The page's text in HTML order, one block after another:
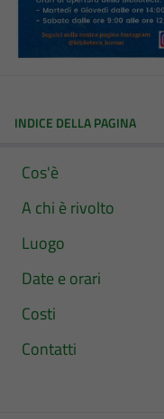
INDICE DELLA PAGINA
Cos'è
A chi è rivolto
Luogo
Date e orari
Costi
Contatti